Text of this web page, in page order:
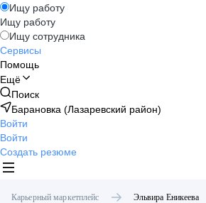
Ищу работу
Ищу работу
Ищу сотрудника
Сервисы
Помощь
Ещё
Поиск
Барановка (Лазаревский район)
Войти
Войти
Создать резюме
Карьерный маркетплейс Эльвира Еникеева